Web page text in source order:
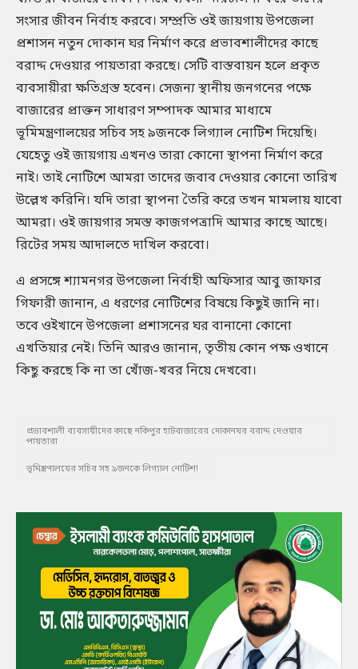
সংসার জীবন নির্বাহ করবে। সম্প্রতি ওই জায়গায় উপজেলা
প্রশাসন নতুন দোকান ঘর নির্মাণ করে প্রভাবশালীদের কাছে
বরাদ্দ দেওয়ার পায়তারা করছে। সেটি বাস্তবায়ন হলে প্রকৃত
ব্যবসায়ীরা ক্ষতিগ্রস্ত হবেন। সেজন্য স্থানীয় জনগনের পক্ষে
বাজারের প্রাক্তন সাধারণ সম্পাদক আমার মাধ্যমে
ভূমিমন্ত্রণালয়ের সচিব সহ ৯জনকে লিগ্যাল নোটিশ দিয়েছি।
যেহেতু ওই জায়গায় এখনও তারা কোনো স্থাপনা নির্মাণ করে
নাই। তাই নোটিশে আমরা তাদের জবাব দেওয়ার কোনো তারিখ
উল্লেখ করিনি। যদি তারা স্থাপনা তৈরি করে তখন মামলায় যাবো
আমরা। ওই জায়গার সমস্ত কাজগপত্রাদি আমার কাছে আছে।
রিটের সময় আদালতে দাখিল করবো।
এ প্রসঙ্গে শ্যামনগর উপজেলা নির্বাহী অফিসার আবু জাফার
গিফারী জানান, এ ধরণের নোটিশের বিষয়ে কিছুই জানি না।
তবে ওইখানে উপজেলা প্রশাসনের ঘর বানানো কোনো
এখতিয়ার নেই। তিনি আরও জানান, তৃতীয় কোন পক্ষ ওখানে
কিছু করছে কি না তা খোঁজ-খবর নিয়ে দেখবো।
প্রভাবশালী ব্যবসায়ীদের কাছে নকিপুর হাটবাজারের দোকানঘর বরাদ্দ দেওয়ার
পায়তারা
ভূমিন্ত্রণালয়ের সচিব সহ ৯জনকে লিগ্যাল নোটিশ!